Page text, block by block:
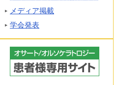
メディア掲載
学会発表